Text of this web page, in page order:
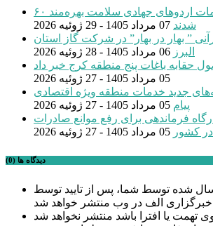
۶۰ هزار البرزی از خدمات اردوهای جهادی سلامت بهره‌مند
شدند 07 مرداد 1405 - 29 ژوئیه 2026
” بهار در بهار” در شرکت گاز استان
البرز 06 مرداد 1405 - 28 ژوئیه 2026
حقابه باغات پنج منطقه کرج خبر داد
05 مرداد 1405 - 27 ژوئیه 2026
جدید خدمات منطقه ویژه اقتصادی
پیام 05 مرداد 1405 - 27 ژوئیه 2026
فرماندهی برای رفع موانع صادرات
در کشور 05 مرداد 1405 - 27 ژوئیه 2026
دیدگاه ها (0)
شده توسط شما، پس از تایید توسط